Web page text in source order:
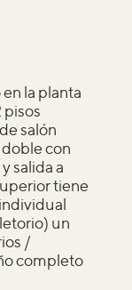
la planta
pisos
salón
con
salida a
tiene
un
/
completo